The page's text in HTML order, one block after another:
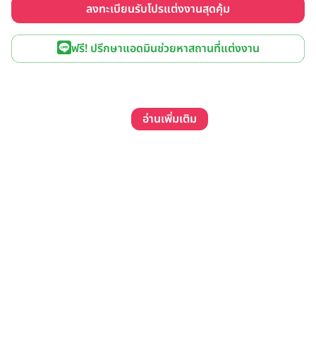
ลงทะเบียนรับโปรแต่งงานสุดคุ้ม
ฟรี! ปรึกษาแอดมินช่วยหาสถานที่แต่งงาน
อ่านเพิ่มเติม